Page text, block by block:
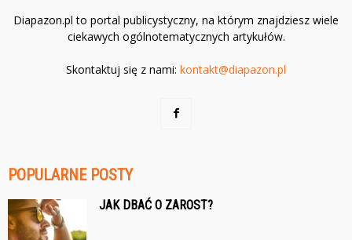
Diapazon.pl to portal publicystyczny, na którym znajdziesz wiele
ciekawych ogólnotematycznych artykułów.
Skontaktuj się z nami: kontakt@diapazon.pl
POPULARNE POSTY
JAK DBAĆ O ZAROST?